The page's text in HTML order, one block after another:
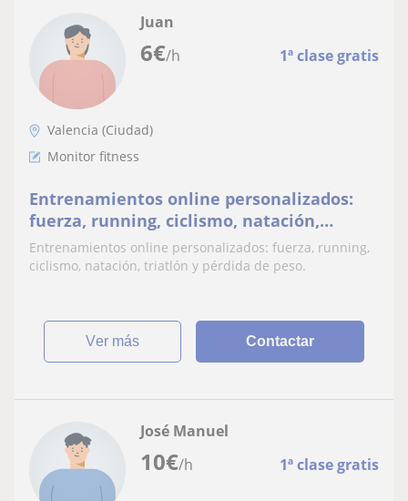
6€/h 1ª clase gratis
Juan
Valencia (Ciudad)
Monitor fitness
Entrenamientos online personalizados:
fuerza, running, ciclismo, natación,
triatlón y pérdida de peso
Entrenamientos online personalizados: fuerza, running,
ciclismo, natación, triatlón y pérdida de peso.
ver más Contactar
10€/h 1ª clase gratis
José Manuel